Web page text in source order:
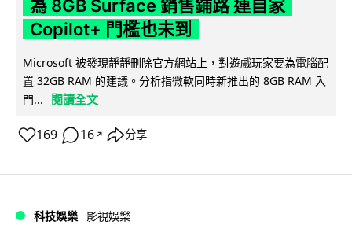
為 8GB Surface 銷售鋪路 連自家
Copilot+ 門檻也未到
Microsoft 被發現靜靜刪除官方網站上，對遊戲玩家要為電腦配
置 32GB RAM 的建議。分析指微軟同時新推出的 8GB RAM 入
門...
閱讀全文
169 16 ↗ 分享
科技娛樂 影視娛樂